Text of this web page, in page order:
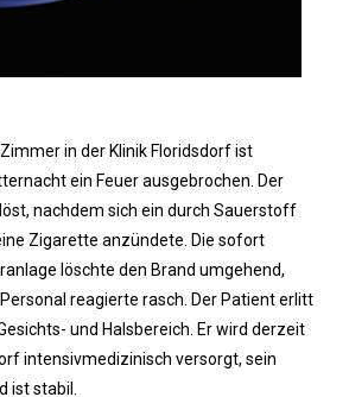
in der Klinik Floridsdorf ist
ein Feuer ausgebrochen. Der
nachdem sich ein durch Sauerstoff
Zigarette anzündete. Die sofort
löschte den Brand umgehend,
reagierte rasch. Der Patient erlitt
und Halsbereich. Er wird derzeit
intensivmedizinisch versorgt, sein
ist stabil.